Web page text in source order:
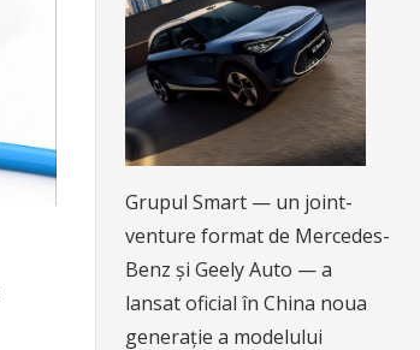
Grupul Smart — un joint-
venture format de Mercedes-
Benz și Geely Auto — a
lansat oficial în China noua
generație a modelului